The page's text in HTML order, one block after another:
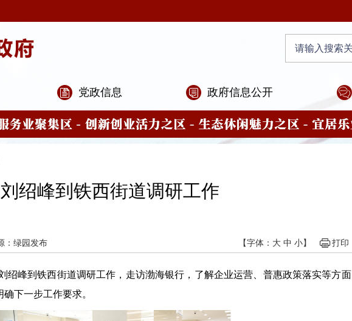
党政信息 政府信息公开
刘绍峰到铁西街道调研工作
：绿园发布 【字体： 大 中 小】 打印
峰到铁西街道调研工作，走访渤海银行，了解企业运营、普惠政策落实等方面
下一步工作要求。